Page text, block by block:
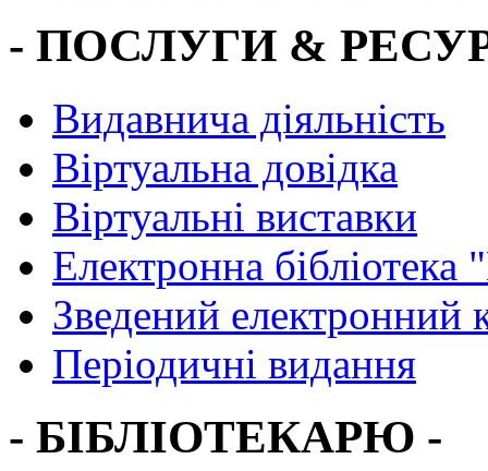
- ПОСЛУГИ &
Видавнича діяльність
Віртуальна довідка
Віртуальні виставки
Електронна
Зведений електронний
Періодичні видання
- БІБЛІОТЕКАРЮ -